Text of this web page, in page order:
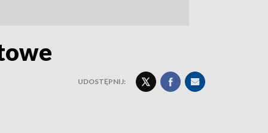
UDOSTĘPNIJ: